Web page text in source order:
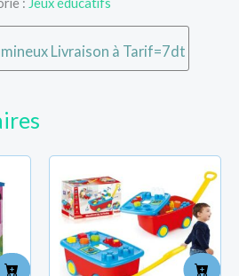
Livraison à Tarif=7dt